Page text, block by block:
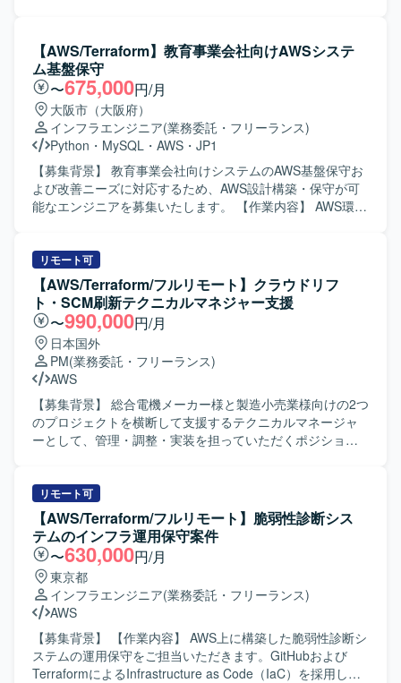
ト以降の工程もお願いすることがあります。また、マルチ
ベンダー体制での新規構築案件のため、他ベンダーとの仕
様調整も行っていただきます。 【求める人物像】 クラウド
環境の設計やIaCによる構築に主体的に取り組み、関係者と
連携しながら仕様調整を進めていただける方を求めており
ます。 【ポジションの魅力】 自動車オークションという大
規模な業務システムの新規構築フェーズに参画でき、AWS
およびIaCの実務経験を幅広く積むことができます。マルチ
ベンダー環境での調整業務を通じて、上流工程やコミュニ
ケーションスキルも強化していただけます。 【開発環境】
あります。
【AWS/Terraform】教育事業会社向けAWSシステ
ム基盤保守
〜675,000円/月
大阪市（大阪府）
インフラエンジニア(業務委託・フリーランス)
Python ・ MySQL ・ AWS ・ JP1
【募集背景】 教育事業会社向けシステムのAWS基盤保守お
よび改善ニーズに対応するため、AWS設計構築・保守が可
能なエンジニアを募集いたします。 【作業内容】 AWS環境
アプリチームからの依頼に基づき、AWSリソースの追加・
修正やOS・ミドルウェアの修正を実施していただきます。
調査により判明したシステム課題に対し、AWSリソースの
追加・修正やOS・ミドルウェアの修正、Windows Server上
で動作するスクリプトの修正など改善対応を行っていただ
きます。 AWS環境の構築や設定変更はIaC（Infrastructure
as Code）で実施しており、Terraformを用いた構築・変更
作業に携わっていただきます。 プロジェクト全体の状況に
応じて、他チームが担当するタスクのヘルプに入っていた
だく場合があります。 【求める人物像】 顧客担当者や他ベ
ンダーと積極的にコミュニケーションを取りながら、自立
前向きに取り組んでいただける方を歓迎いたします。 【ポ
ジションの魅力】 教育事業向けシステムのAWS基盤保守・
改善を通じて、多数のAWSサービスを組み合わせたシステ
ム運用・設計スキルを高めていただけます。 IaCによる構
築・変更運用に携わることで、Terraformを活用したモダン
なインフラ運用の経験を積むことができます。 既存メンバ
ーと協働しながら、他チームタスクのヘルプにも関わるこ
とで、幅広い領域の知見を得られる環境です。 【開発環
境】 AWS環境をメインとしたシステム基盤上で、
TerraformによるIaC運用を行っています。 OSとして
Windows Serverを利用し、PowerShellスクリプトや各種ミ
リモート可
【AWS/Terraform/フルリモート】クラウドリフ
ト・SCM刷新テクニカルマネジャー支援
〜990,000円/月
日本国外
PM(業務委託・フリーランス)
AWS
【募集背景】 総合電機メーカー様と製造小売業様向けの2つ
のプロジェクトを横断して支援するテクニカルマネージャ
ーとして、管理・調整・実装を担っていただくポジション
ジに伴い、巻き取りが可能な方を募集しております。 【作
業内容】 案件Aでは、電機製造領域のクラウドリフト案件
において、AWSおよびIaC、AIの知見を活かしながら、進行
管理や技術判断、実装支援をご担当いただきます。案件Bで
は、流通・小売／SPA領域のSCM刷新案件において、他チ
ームとの対外調整を行いつつ、今後予定されているシステ
ム監視試験およびペネトレーションテストに向けた基盤チ
ームとしての支援を行っていただきます。対象システムは
AWS上に構築されており、API Gateway、ECS、SQS、
Step Functionsなどのサービスを用いた環境での業務となり
ます。また、NewRelic等を用いた監視・運用支援、障害や
リモート可
【AWS/Terraform/フルリモート】脆弱性診断シス
テムのインフラ運用保守案件
〜630,000円/月
東京都
インフラエンジニア(業務委託・フリーランス)
AWS
【募集背景】 【作業内容】 AWS上に構築した脆弱性診断シ
ステムの運用保守をご担当いただきます。GitHubおよび
TerraformによるInfrastructure as Code（IaC）を採用し、